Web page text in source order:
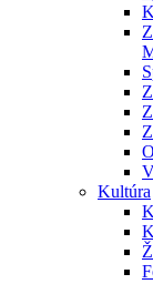
Kultúra